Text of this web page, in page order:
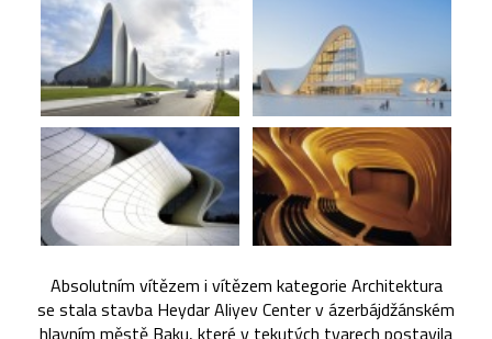
Absolutním vítězem i vítězem kategorie Architektura
se stala stavba Heydar Aliyev Center v ázerbájdžánském
hlavním městě Baku, které v tekutých tvarech postavila